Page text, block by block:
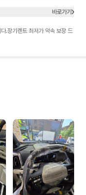
바로가기
.장기렌트 최저가 약속 보장 드